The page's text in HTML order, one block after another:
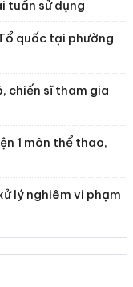
tuần sử dụng
quốc tại phường
chiến sĩ tham gia
1 môn thể thao,
lý nghiêm vi phạm